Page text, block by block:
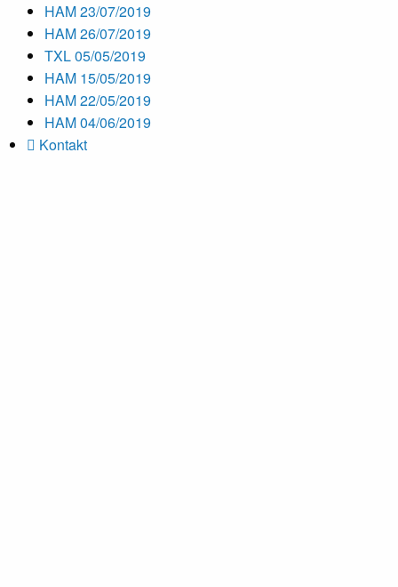
HAM 23/07/2019
HAM 26/07/2019
TXL 05/05/2019
HAM 15/05/2019
HAM 22/05/2019
HAM 04/06/2019
Kontakt